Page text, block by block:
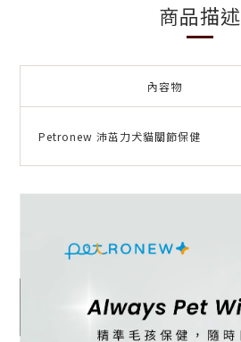
商品描述
內容物
Petronew 沛茁力犬貓關節保健